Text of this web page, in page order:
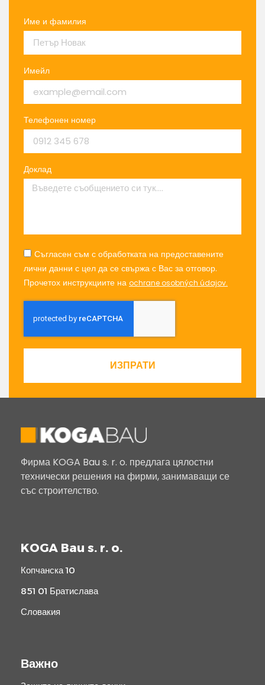
Име и фамилия
Имейл
Телефонен номер
Доклад
Съгласен съм с обработката на предоставените
лични данни с цел да се свържа с Вас за отговор.
Прочетох инструкциите на ochrane osobných údajov.
ИЗПРАТИ
Фирма KOGA Bau s. r. o. предлага цялостни
технически решения на фирми, занимаващи се
със строителство.
KOGA Bau s. r. o.
Копчанска 10
851 01 Братислава
Словакия
Важно